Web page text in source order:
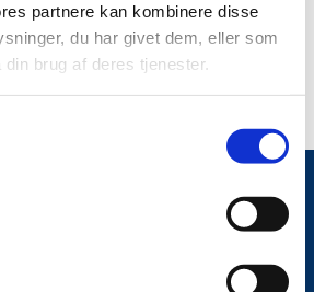
partnere kan kombinere disse
du har givet dem, eller som
brug af deres tjenester.
også kunne lide...